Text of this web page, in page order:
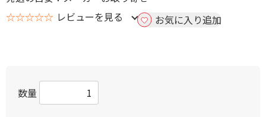
☆☆☆☆☆ レビューを見る お気に入り追加
数量